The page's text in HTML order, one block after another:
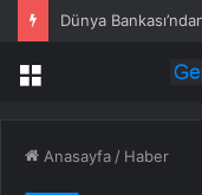
Dünya
Menü
Anasayfa / Haber